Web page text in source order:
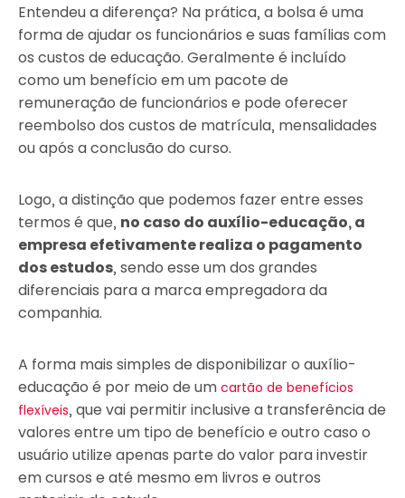
Entendeu a diferença? Na prática, a bolsa é uma
forma de ajudar os funcionários e suas famílias com
os custos de educação. Geralmente é incluído
como um benefício em um pacote de
remuneração de funcionários e pode oferecer
reembolso dos custos de matrícula, mensalidades
ou após a conclusão do curso.
Logo, a distinção que podemos fazer entre esses
termos é que, no caso do auxílio-educação, a
empresa efetivamente realiza o pagamento
dos estudos, sendo esse um dos grandes
diferenciais para a marca empregadora da
companhia.
A forma mais simples de disponibilizar o auxílio-
educação é por meio de um cartão de benefícios
flexíveis, que vai permitir inclusive a transferência de
valores entre um tipo de benefício e outro caso o
usuário utilize apenas parte do valor para investir
em cursos e até mesmo em livros e outros